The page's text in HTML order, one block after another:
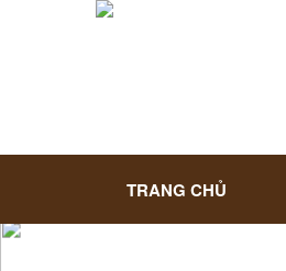
TRANG CHỦ